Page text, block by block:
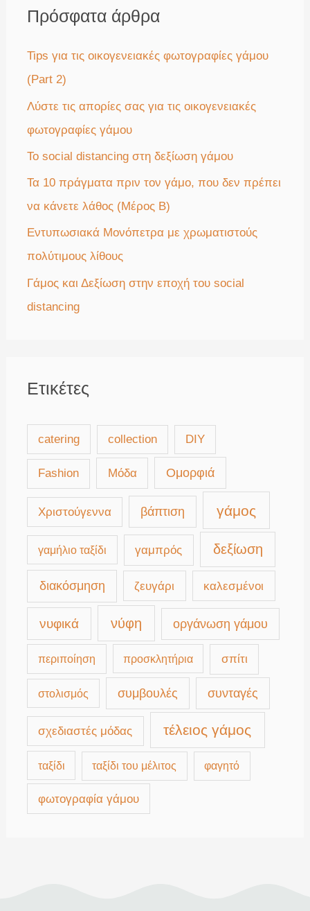
ή
η
σ
η
γ
ι
Πρόσφατα άρθρα
Tips για τις οικογενειακές φωτογραφίες γάμου
(Part 2)
Λύστε τις απορίες σας για τις οικογενειακές
φωτογραφίες γάμου
Το social distancing στη δεξίωση γάμου
Τα 10 πράγματα πριν τον γάμο, που δεν πρέπει
να κάνετε λάθος (Μέρος Β)
Εντυπωσιακά Μονόπετρα με χρωματιστούς
πολύτιμους λίθους
Γάμος και Δεξίωση στην εποχή του social
distancing
Ετικέτες
catering collection DIY
Fashion Μόδα Ομορφιά
Χριστούγεννα βάπτιση γάμος
γαμήλιο ταξίδι γαμπρός δεξίωση
διακόσμηση ζευγάρι καλεσμένοι
νυφικά νύφη οργάνωση γάμου
περιποίηση προσκλητήρια σπίτι
στολισμός συμβουλές συνταγές
σχεδιαστές μόδας τέλειος γάμος
ταξίδι ταξίδι του μέλιτος φαγητό
φωτογραφία γάμου